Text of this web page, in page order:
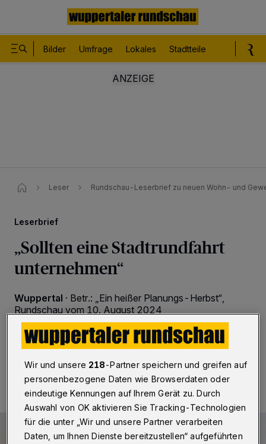
Bilder Umfrage Lokales Stadtteile
Leser Rundschau-Leserbrief zu neuen Wohn- und
Leserbrief
„Sollten eine Stadtrundfahrt
unternehmen“
Wuppertal · Betr.: „Ein heißer Planungs-Herbst“,
Rundschau vom 10. August 2024
15.08.2024 , 08:30 Uhr Eine Minute Lesezeit
Wir und unsere 218-Partner speichern und greifen auf
personenbezogene Daten wie Browserdaten oder
eindeutige Kennungen auf Ihrem Gerät zu. Durch
Auswahl von OK aktivieren Sie Tracking-Technologien
für die unter „Wir und unsere Partner verarbeiten
Daten, um Ihnen Dienste bereitzustellen“ aufgeführten